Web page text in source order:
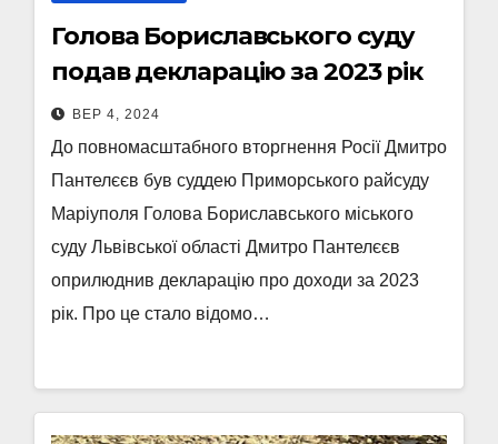
Голова Бориславського суду
подав декларацію за 2023 рік
ВЕР 4, 2024
До повномасштабного вторгнення Росії Дмитро
Пантелєєв був суддею Приморського райсуду
Маріуполя Голова Бориславського міського
суду Львівської області Дмитро Пантелєєв
оприлюднив декларацію про доходи за 2023
рік. Про це стало відомо…